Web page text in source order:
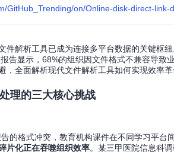
GitHub_Trending/on/Online-disk-direct-link-
件解析工具已成为连接多平台数据的关键枢纽
告显示，68%的组织因文件格式不兼容导
，全面解析现代文件解析工具如何实现效率革
理的三大核心挑战
的格式冲突，教育机构课件在不同学习平
片化正在吞噬组织效率。某三甲医院信息科